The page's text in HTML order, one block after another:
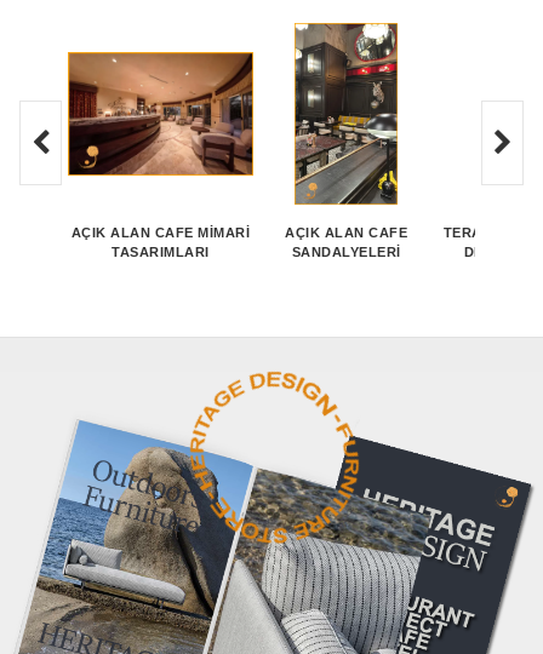
AÇIK ALAN CAFE MIMARI
TASARIMLARI
AÇIK ALAN CAFE
SANDALYELERI
TERASLI